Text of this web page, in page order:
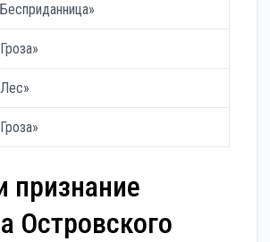
признание
Островского